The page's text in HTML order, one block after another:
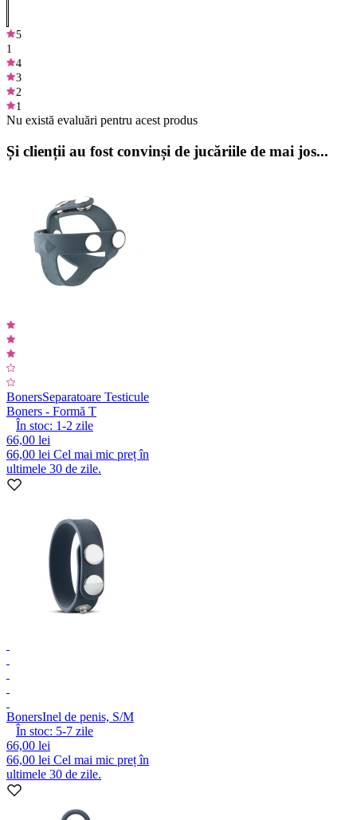
5
1
4
3
2
1
Nu există evaluări pentru acest produs
Și clienții au fost convinși de jucăriile de mai jos...
BonersSeparatoare Testicule
Boners - Formă T
În stoc: 1-2 zile
66,00 lei
66,00 lei Cel mai mic preț în
ultimele 30 de zile.
BonersInel de penis, S/M
În stoc: 5-7 zile
66,00 lei
66,00 lei Cel mai mic preț în
ultimele 30 de zile.